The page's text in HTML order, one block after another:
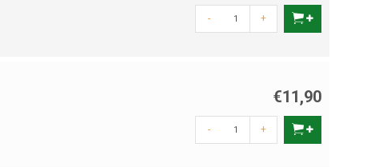
- +
€11,90
- +